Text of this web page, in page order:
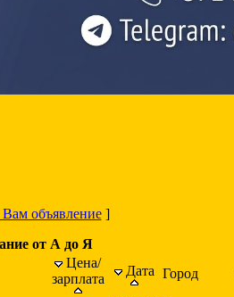
объявление]
от А до Я
Цена/
зарплата
Дата Город